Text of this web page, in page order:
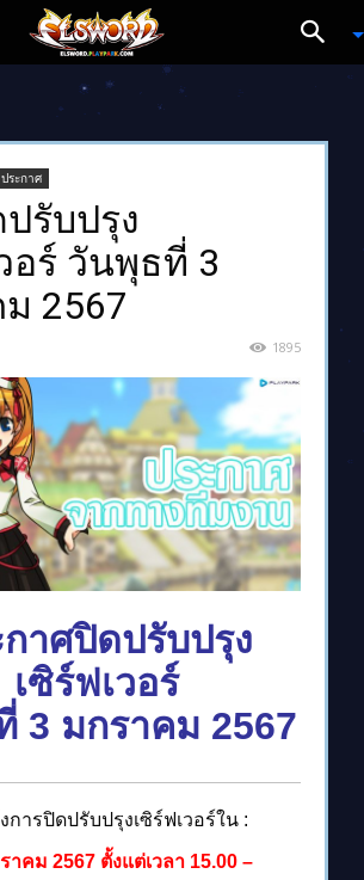
ประกาศ
รับปรุง
อร์ วันพุธที่ 3
2567
1895
าศปิดปรับปรุง
เซิร์ฟเวอร์
3 มกราคม 2567
ารปิดปรับปรุงเซิร์ฟเวอร์ใน :
คม 2567 ตั้งแต่เวลา 15.00 –